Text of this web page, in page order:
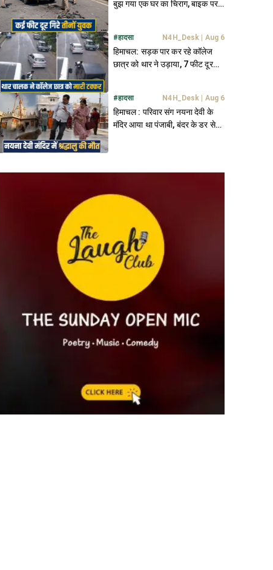
बुझ गया एक घर का चिराग, बाइक पर
#हादसा N4H_Desk Aug 6
हिमाचल: सड़क पार कर रहे कॉलेज
छात्र को थार ने उड़ाया, 7 फीट दूर
#हादसा N4H_Desk Aug 6
हिमाचल : परिवार संग नयना देवी के
मंदिर आया था पंजाबी, बंदर के डर से